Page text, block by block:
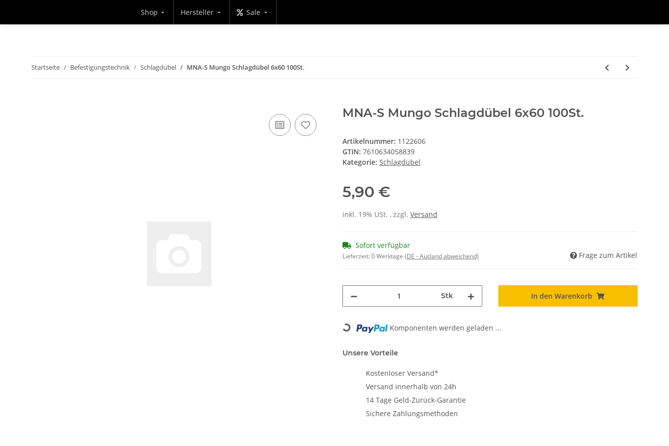
Shop Hersteller Sale
Startseite Befestigungstechnik Schlagdübel MNA-S Mungo Schlagdübel 6x60 100St.
MNA-S Mungo Schlagdübel 6x60 100St.
Artikelnummer: 1122606
GTIN: 7610634058839
Kategorie: Schlagdübel
5,90 €
inkl. 19% USt. , zzgl. Versand
Sofort verfügbar
Lieferzeit:0 Werktage (DE - Ausland abweichend) Frage zum Artikel
Stk In den Warenkorb
Loading... Komponenten werden geladen ...
Unsere Vorteile
Kostenloser Versand*
Versand innerhalb von 24h
14 Tage Geld-Zurück-Garantie
Sichere Zahlungsmethoden